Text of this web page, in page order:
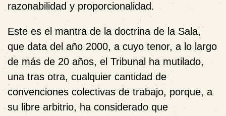
razonabilidad y proporcionalidad.
Este es el mantra de la doctrina de la Sala,
que data del año 2000, a cuyo tenor, a lo largo
de más de 20 años, el Tribunal ha mutilado,
una tras otra, cualquier cantidad de
convenciones colectivas de trabajo, porque, a
su libre arbitrio, ha considerado que